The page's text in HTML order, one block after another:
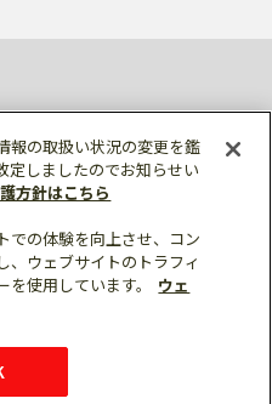
ご利用にあたって
ップ
報の取扱い状況の変更を鑑
定しましたのでお知らせい
方針はこちら
での体験を向上させ、コン
、ウェブサイトのトラフィ
使用しています。
ウェ
ビス